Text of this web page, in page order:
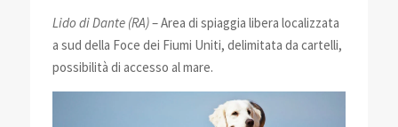
Lido di Dante (RA)– Area di spiaggia libera localizzata
a sud della Foce dei Fiumi Uniti, delimitata da cartelli,
possibilità di accesso al mare.